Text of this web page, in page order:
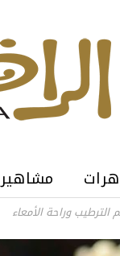
مشاهير
وراحة الأمعاء